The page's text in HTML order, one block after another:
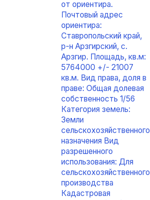
от ориентира.
Почтовый адрес
ориентира:
Ставропольский край,
р-н Арзгирский, с.
Арзгир. Площадь, кв.м:
5764000 +/- 21007
кв.м. Вид права, доля в
праве: Общая долевая
собственность 1/56
Категория земель:
Земли
сельскохозяйственного
назначения Вид
разрешенного
использования: Для
сельскохозяйственного
производства
Кадастровая